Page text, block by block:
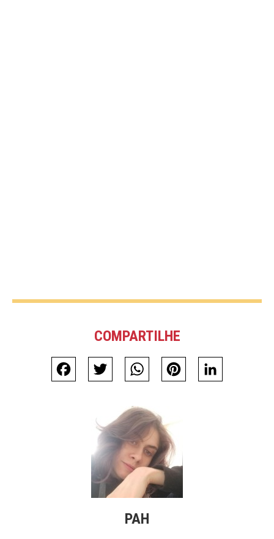
COMPARTILHE
FacebookTwitter WhatsAppPinterestLinkedIn
PAH